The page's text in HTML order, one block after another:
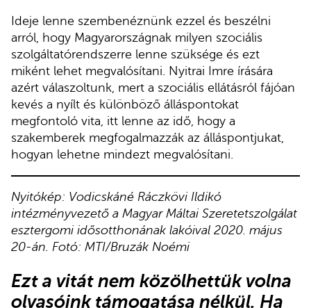
Ideje lenne szembenéznünk ezzel és beszélni
arról, hogy Magyarországnak milyen szociális
szolgáltatórendszerre lenne szüksége és ezt
miként lehet megvalósítani. Nyitrai Imre írására
azért válaszoltunk, mert a szociális ellátásról fájóan
kevés a nyílt és különböző álláspontokat
megfontoló vita, itt lenne az idő, hogy a
szakemberek megfogalmazzák az álláspontjukat,
hogyan lehetne mindezt megvalósítani.
Nyitókép: Vodicskáné Ráczkövi Ildikó
intézményvezető a Magyar Máltai Szeretetszolgálat
esztergomi idősotthonának lakóival 2020. május
20-án. Fotó: MTI/Bruzák Noémi
Ezt a vitát nem közölhettük volna
olvasóink támogatása nélkül. Ha